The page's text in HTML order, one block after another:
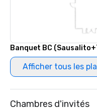
Banquet BC
Afficher tous les
Chambres d'invités